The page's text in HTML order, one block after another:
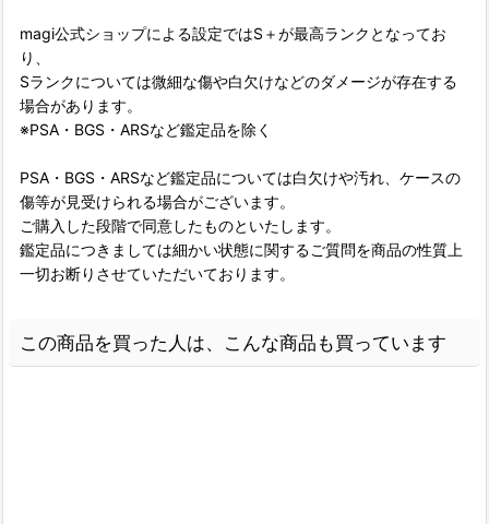
magi公式ショップによる設定ではS＋が最高ランクとなってお
り、
Sランクについては微細な傷や白欠けなどのダメージが存在する
場合があります。
※PSA・BGS・ARSなど鑑定品を除く
PSA・BGS・ARSなど鑑定品については白欠けや汚れ、ケースの
傷等が見受けられる場合がございます。
ご購入した段階で同意したものといたします。
鑑定品につきましては細かい状態に関するご質問を商品の性質上
一切お断りさせていただいております。
この商品を買った人は、こんな商品も買っています